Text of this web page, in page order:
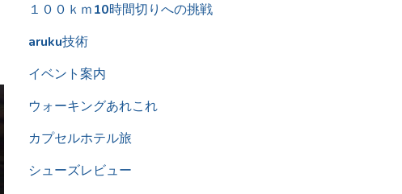
１００ｋｍ10時間切りへの挑戦
aruku技術
イベント案内
ウォーキングあれこれ
カプセルホテル旅
シューズレビュー